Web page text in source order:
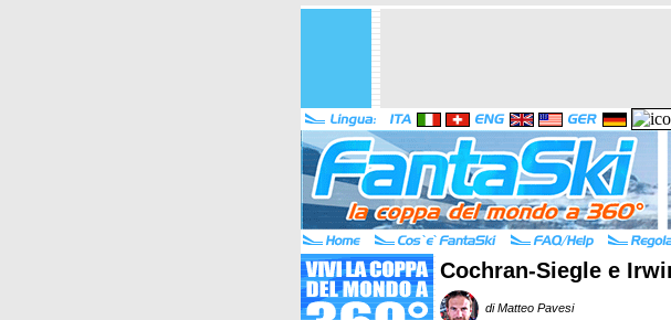
Cochran-Siegle e
di Matteo Pavesi